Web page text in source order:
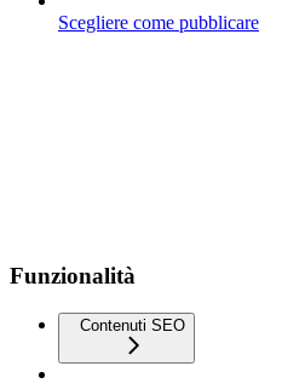
Scegliere come pubblicare
Funzionalità
Contenuti SEO